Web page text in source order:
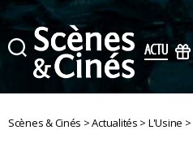
Cinés
Scènes & Cinés >Actualités > L'Usine >